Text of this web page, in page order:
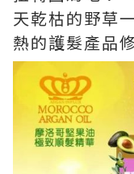
天乾枯的野草
熱的護髮產品